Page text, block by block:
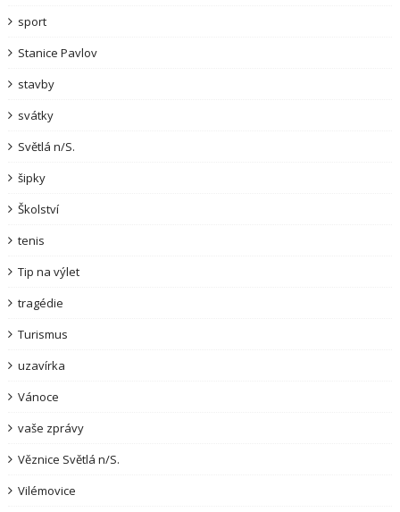
sport
Stanice Pavlov
stavby
svátky
Světlá n/S.
šipky
Školství
tenis
Tip na výlet
tragédie
Turismus
uzavírka
Vánoce
vaše zprávy
Věznice Světlá n/S.
Vilémovice